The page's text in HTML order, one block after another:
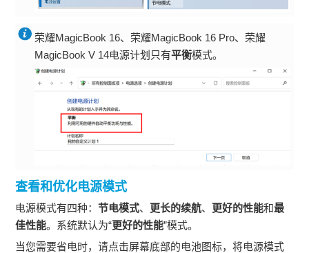
荣耀MagicBook 16、荣耀MagicBook 16 Pro、荣耀
MagicBook V 14电源计划只有平衡模式。
查看和优化电源模式
电源模式有四种：节电模式、 更长的续航、 更好的性能和最
佳性能。系统默认为“更好的性能”模式。
当您需要省电时，请点击屏幕底部的电池图标，将电源模式